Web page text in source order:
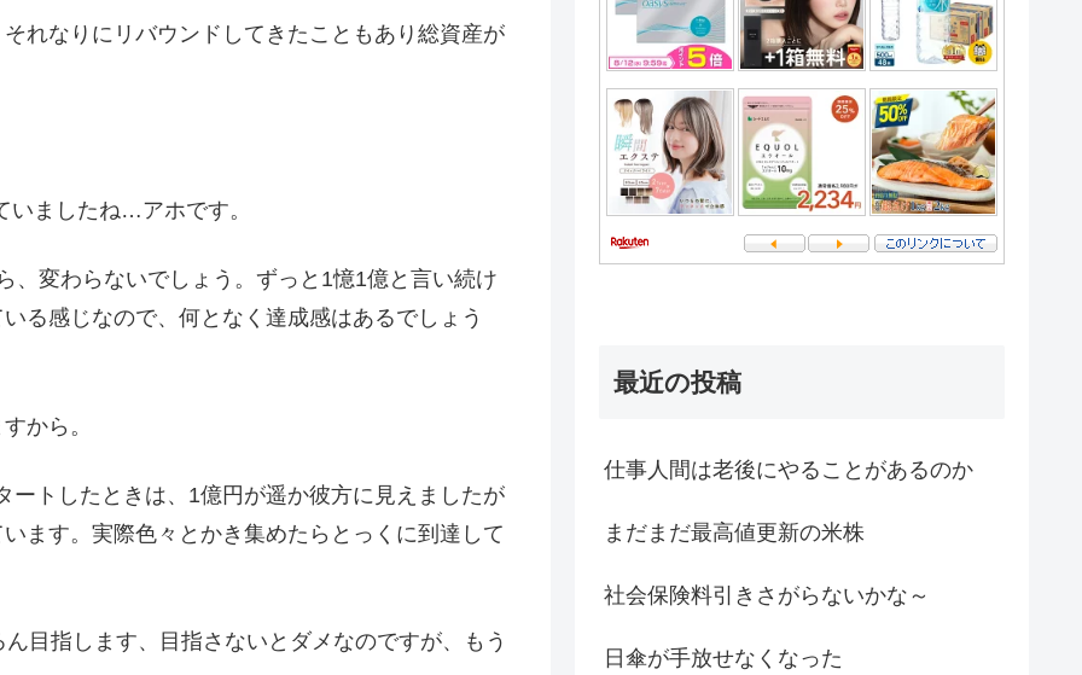
れなりにリバウンドしてきたこともあり総資産が
いましたね…アホです。
、変わらないでしょう。ずっと1憶1億と言い続け
る感じなので、何となく達成感はあるでしょう
から。
トしたときは、1億円が遥か彼方に見えましたが
ます。実際色々とかき集めたらとっくに到達して
目指します、目指さないとダメなのですが、もう
最近の投稿
仕事人間は老後にやることがあるのか
まだまだ最高値更新の米株
社会保険料引きさがらないかな～
日傘が手放せなくなった